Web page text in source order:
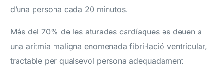
d’una persona cada 20 minutos.
Més del 70% de les aturades cardíaques es deuen a
una arítmia maligna enomenada fibril·lació ventricular,
tractable per qualsevol persona adequadament